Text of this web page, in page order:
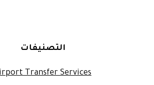
التصنيفات
Transfer Services